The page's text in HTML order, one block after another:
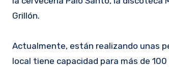
Grillón.
Actualmente, están realizando unas
local tiene capacidad para más de